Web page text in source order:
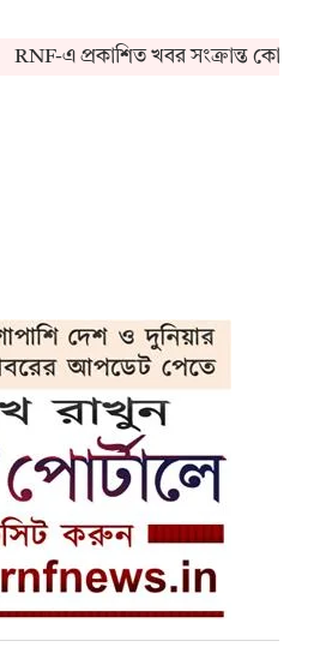
RNF-এ প্রকাশিত খবর সংক্রান্ত কোনও